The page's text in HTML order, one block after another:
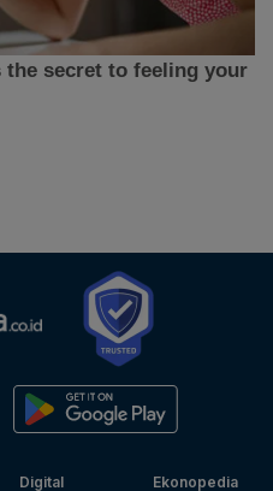
Digital
Ekonopedia